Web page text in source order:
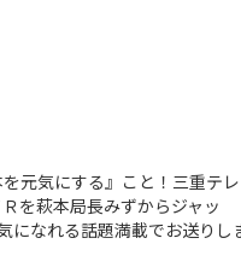
元気にする』こと！三重テレ
を萩本局長みずからジャッ
になれる話題満載でお送りし